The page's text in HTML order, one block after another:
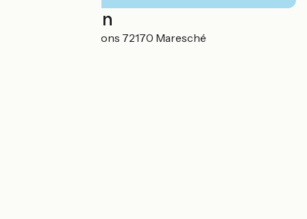
Localisation
4 Bis Rue des Sablons 72170 Maresché